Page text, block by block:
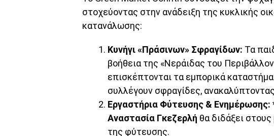
στοχεύοντας στην ανάδειξη της κυκλικής
κατανάλωσης:
Κυνήγι «Πράσινων» Σφραγίδων: Τα
βοήθεια της «Νεράιδας του
επισκέπτονται τα εμπορικά
συλλέγουν σφραγίδες,
Εργαστήρια Φύτευσης & Ενημέρωσης:
Αναστασία Γκεζερλή θα διδάξει
της φύτευσης.